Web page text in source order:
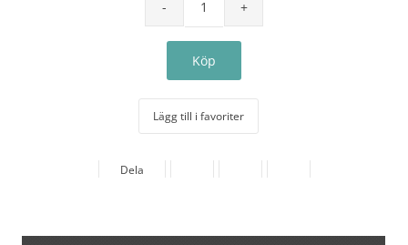
Lägg till i favoriter
Dela